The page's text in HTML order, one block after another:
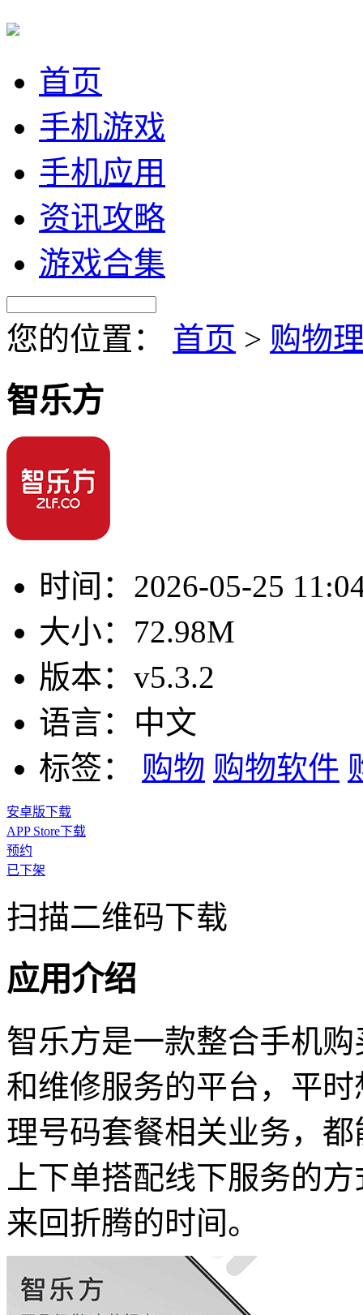
首页
手机游戏
手机应用
资讯攻略
游戏合集
您的位置： 首页 > 购物
智乐方
时间： 2026-05-25
大小： 72.98M
版本： v5.3.2
语言： 中文
标签：
购物 购物软件
安卓版下载
APP Store下载
预约
已下架
扫描二维码下载
应用介绍
智乐方是一款整合手机
和维修服务的平台，平
理号码套餐相关业务，
上下单搭配线下服务的
来回折腾的时间。